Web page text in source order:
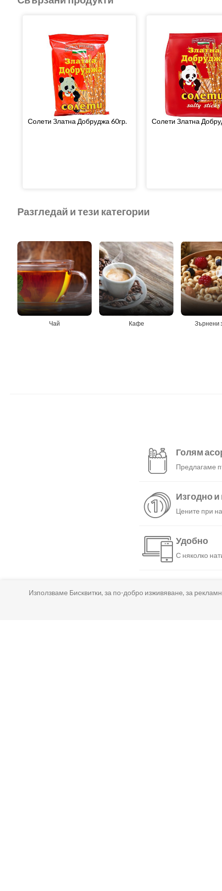
Солети Златна Добруджа 60гр. Солети Златна
Разгледай и тези категории
Чай Кафе Зърнени
Голям
Предлагаме
Изгодно
Цените при
Удобно
С няколко
Можеш да
Използваме Бисквитки, за по-добро изживяване, за